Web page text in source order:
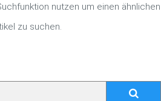
nutzen um einen ähnlichen
zu suchen.